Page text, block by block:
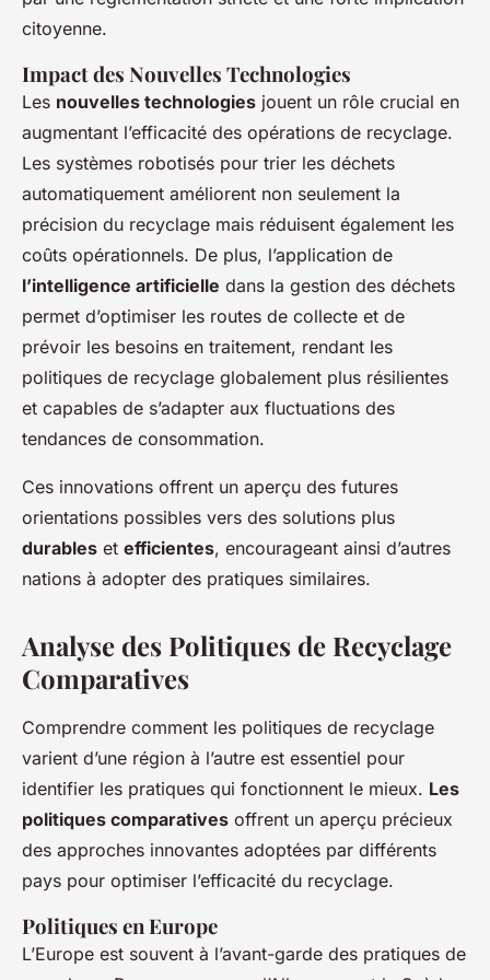
citoyenne.
Impact des Nouvelles Technologies
Les nouvelles technologies jouent un rôle crucial en
augmentant l’efficacité des opérations de recyclage.
Les systèmes robotisés pour trier les déchets
automatiquement améliorent non seulement la
précision du recyclage mais réduisent également les
coûts opérationnels. De plus, l’application de
l’intelligence artificielle dans la gestion des déchets
permet d’optimiser les routes de collecte et de
prévoir les besoins en traitement, rendant les
politiques de recyclage globalement plus résilientes
et capables de s’adapter aux fluctuations des
tendances de consommation.
Ces innovations offrent un aperçu des futures
orientations possibles vers des solutions plus
durables et efficientes, encourageant ainsi d’autres
nations à adopter des pratiques similaires.
Analyse des Politiques de Recyclage
Comparatives
Comprendre comment les politiques de recyclage
varient d’une région à l’autre est essentiel pour
identifier les pratiques qui fonctionnent le mieux. Les
politiques comparatives offrent un aperçu précieux
des approches innovantes adoptées par différents
pays pour optimiser l’efficacité du recyclage.
Politiques en Europe
L’Europe est souvent à l’avant-garde des pratiques de